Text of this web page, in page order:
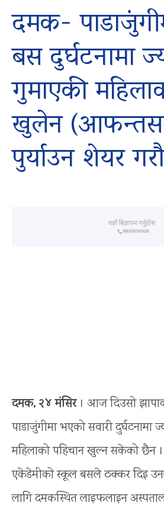
दमक-
बस दुर्घटनामा
गुमाएकी
खुलेन
पुर्याउन शेयर
दमक, २४ मंसिर । आज दिउसो
पाडाजुंगीमा भएको सवारी दुर्घटनामा
महिलाको पहिचान खुल्न सकेको
एकेडेमीको स्कूल बसले ठक्कर दिइ
लागि दमकस्थित लाइफलाइन